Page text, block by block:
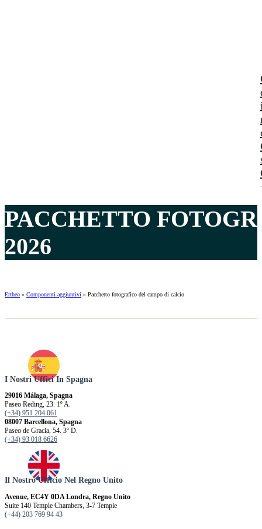
PACCHETTO
2026
Ertheo » Componenti aggiuntivi » Pacchetto fotografico del campo di calcio
I Nostri Uffici In Spagna
29016 Málaga, Spagna
Paseo Reding, 23. 1º A.
(+34) 951 204 061
08007 Barcellona, ​​Spagna
Paseo de Gracia, 54. 3º D.
(+34) 93 018 6626
Il Nostro Ufficio Nel Regno Unito
Avenue, EC4Y 0DA Londra, Regno Unito
Suite 140 Temple Chambers, 3-7 Temple
(+44) 203 769 94 43